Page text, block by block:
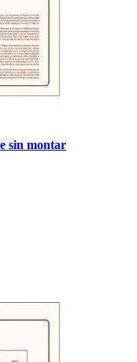
sin montar